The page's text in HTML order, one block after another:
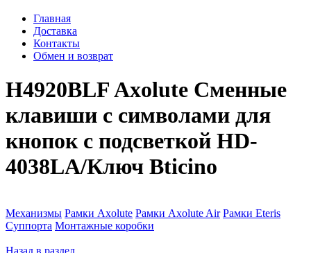
Главная
Доставка
Контакты
Обмен и возврат
H4920BLF Axolute Сменные
клавиши с символами для
кнопок с подсветкой HD-
4038LA/Ключ Bticino
Механизмы Рамки Axolute Рамки Axolute Air Рамки Eteris
Суппорта Монтажные коробки
Назад в раздел